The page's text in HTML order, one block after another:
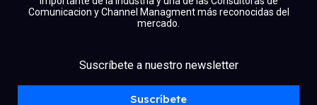
Comunicacion y Channel Managment más reconocidas del
mercado.
Suscríbete a nuestro newsletter
Suscríbete
linkedinyoutubeinstagram
spotify